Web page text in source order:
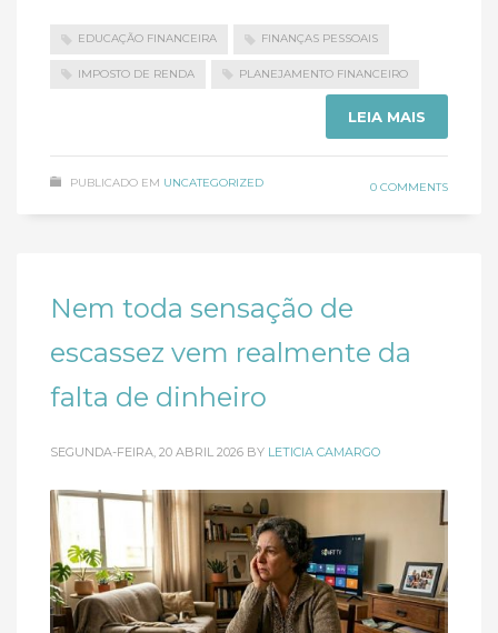
EDUCAÇÃO FINANCEIRA FINANÇAS PESSOAIS
IMPOSTO DE RENDA PLANEJAMENTO FINANCEIRO
LEIA MAIS
PUBLICADO EM UNCATEGORIZED 0 COMMENTS
Nem toda sensação de
escassez vem realmente da
falta de dinheiro
SEGUNDA-FEIRA, 20 ABRIL 2026 BY LETICIA CAMARGO